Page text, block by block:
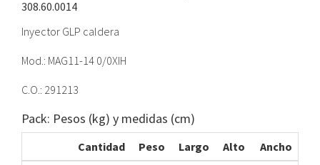
308.60.0014
Inyector GLP caldera
Mod.: MAG11-14 0/0XIH
C.O.: 291213
Pack: Pesos (kg) y medidas (cm)
Cantidad Peso Largo Alto
Ancho